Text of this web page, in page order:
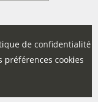
de confidentialité
préférences cookies